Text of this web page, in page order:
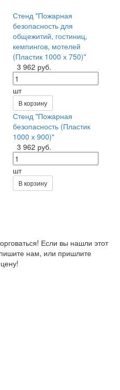
Стенд "Пожарная
безопасность для
общежитий, гостиниц,
кемпингов, мотелей
(Пластик 1000 х 750)"
3 962 руб.
шт
В корзину
Стенд "Пожарная
безопасность (Пластик
1000 х 900)"
3 962 руб.
шт
В корзину
Если вы нашли этот
нам, или пришлите